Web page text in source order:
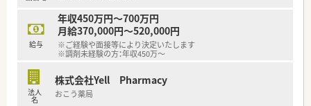
給与
年収450万円～700万円
月給370,000円～520,000円
※ご経験や面接等により決定いたします
※調剤未経験の方：年収450万～
法人
名
株式会社Yell Pharmacy
おこう薬局